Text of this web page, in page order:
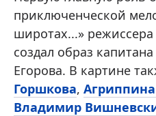
приключенческой
широтах...»
создал образ
Егорова. В картине
Горшкова,
Владимир